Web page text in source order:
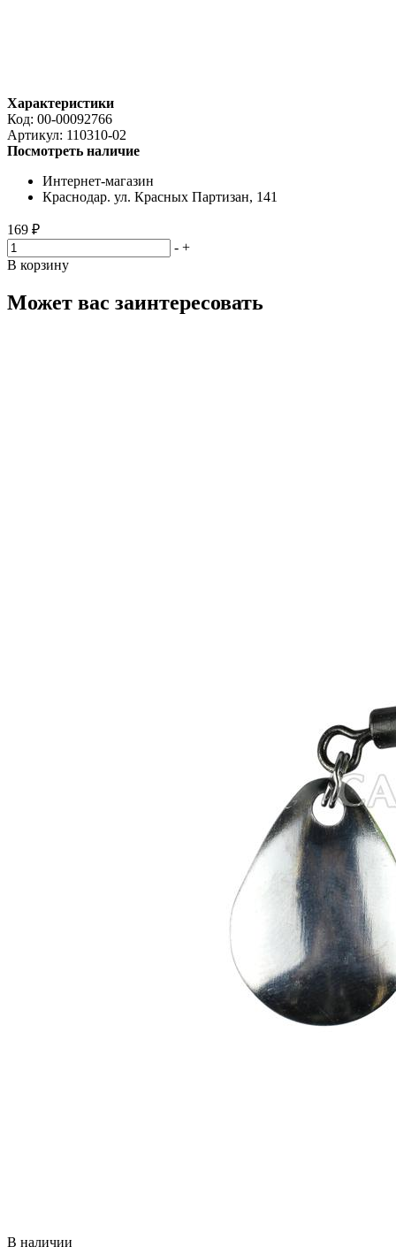
Характеристики
Код: 00-00092766
Артикул: 110310-02
Посмотреть наличие
Интернет-магазин
Краснодар. ул. Красных Партизан, 141
169 ₽
- +
В корзину
Может вас заинтересовать
В наличии